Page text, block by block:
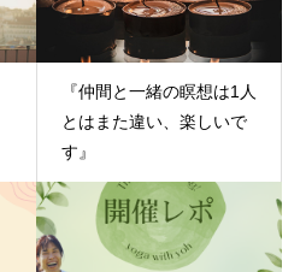
『仲間と一緒の瞑想は1人
とはまた違い、楽しいで
す』